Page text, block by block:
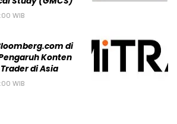
WIB
di
Konten
di Asia
WIB